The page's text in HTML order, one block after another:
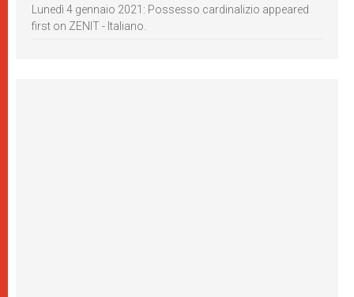
Lunedì 4 gennaio 2021: Possesso cardinalizio appeared
first on ZENIT - Italiano.